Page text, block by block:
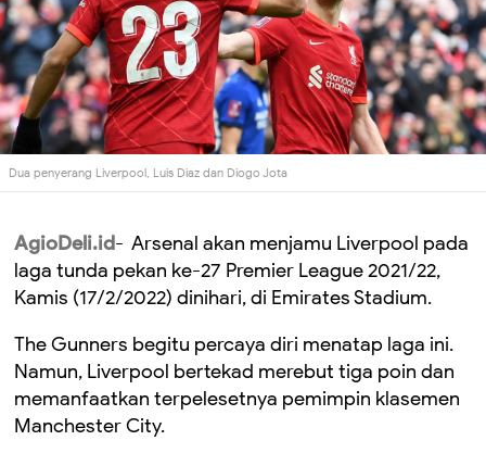
Dua penyerang Liverpool, Luis Diaz dan Diogo Jota
AgioDeli.id- Arsenal akan menjamu Liverpool pada
laga tunda pekan ke-27 Premier League 2021/22,
Kamis (17/2/2022) dinihari, di Emirates Stadium.
The Gunners begitu percaya diri menatap laga ini.
Namun, Liverpool bertekad merebut tiga poin dan
memanfaatkan terpelesetnya pemimpin klasemen
Manchester City.